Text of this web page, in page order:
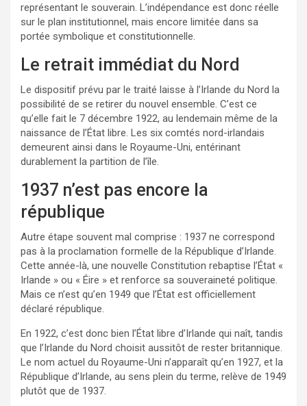
représentant le souverain. L’indépendance est donc réelle
sur le plan institutionnel, mais encore limitée dans sa
portée symbolique et constitutionnelle.
Le retrait immédiat du Nord
Le dispositif prévu par le traité laisse à l’Irlande du Nord la
possibilité de se retirer du nouvel ensemble. C’est ce
qu’elle fait le 7 décembre 1922, au lendemain même de la
naissance de l’État libre. Les six comtés nord-irlandais
demeurent ainsi dans le Royaume-Uni, entérinant
durablement la partition de l’île.
1937 n’est pas encore la
république
Autre étape souvent mal comprise : 1937 ne correspond
pas à la proclamation formelle de la République d’Irlande.
Cette année-là, une nouvelle Constitution rebaptise l’État «
Irlande » ou « Éire » et renforce sa souveraineté politique.
Mais ce n’est qu’en 1949 que l’État est officiellement
déclaré république.
En 1922, c’est donc bien l’État libre d’Irlande qui naît, tandis
que l’Irlande du Nord choisit aussitôt de rester britannique.
Le nom actuel du Royaume-Uni n’apparaît qu’en 1927, et la
République d’Irlande, au sens plein du terme, relève de 1949
plutôt que de 1937.